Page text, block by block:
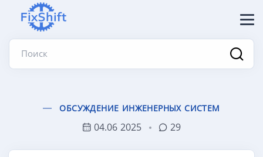
Поиск
ОБСУЖДЕНИЕ ИНЖЕНЕРНЫХ СИСТЕМ
04.06 2025 29